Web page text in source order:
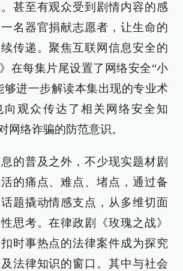
甚至有观众受到剧情内容的感
名器官捐献志愿者，让生命的
传递。聚焦互联网信息安全的
在每集片尾设置了网络安全“小
够进一步解读本集出现的专业术
向观众传达了相关网络安全知
网络诈骗的防范意识。
的普及之外，不少现实题材剧
的痛点、难点、堵点，通过备
题撬动情感支点，从多维切面
思考。在律政剧《玫瑰之战》
时事热点的法律案件成为探究
法律知识的窗口。其中与社会